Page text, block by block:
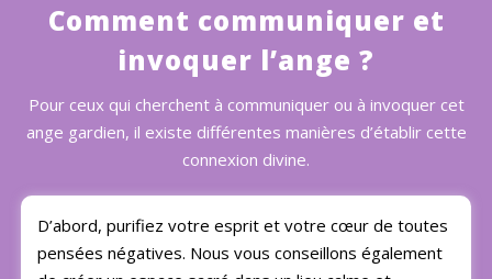
Comment communiquer et
invoquer l’ange ?
Pour ceux qui cherchent à communiquer ou à invoquer cet
ange gardien, il existe différentes manières d’établir cette
connexion divine.
D’abord, purifiez votre esprit et votre cœur de toutes
pensées négatives. Nous vous conseillons également